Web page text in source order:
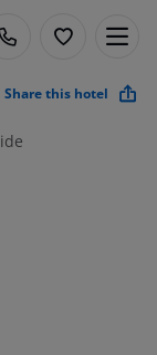
Share this hotel